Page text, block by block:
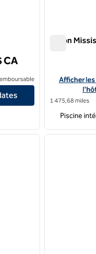
& Suites
CA
Hilton
Afficher
Afficher
1 475,68 miles
Piscine
image suivante
1 sur 11